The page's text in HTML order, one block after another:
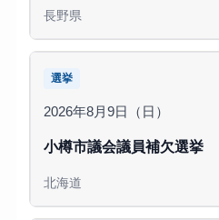
長野県
選挙
2026年8月9日（日）
小樽市議会議員補欠選挙
北海道